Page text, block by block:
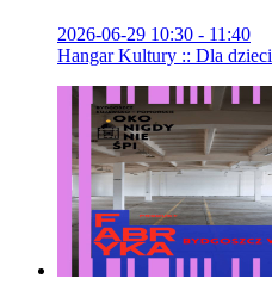
2026-06-29 10:30 - 11:40
Hangar Kultury :: Dla dzieci